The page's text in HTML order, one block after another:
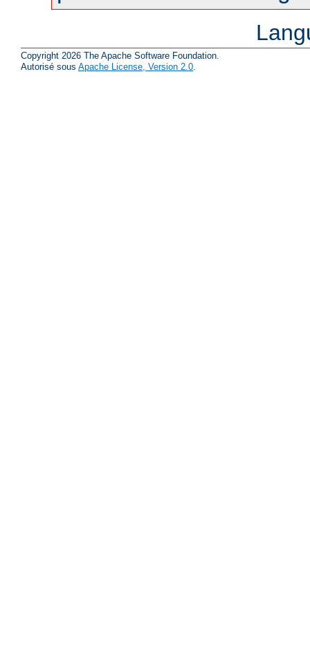
Copyright 2026 The Apache Software Foundation.
Autorisé sous Apache License, Version 2.0.